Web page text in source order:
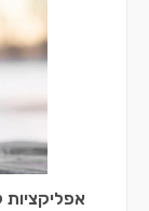
אפליקציות